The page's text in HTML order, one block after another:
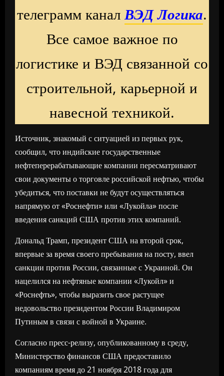
телеграмм каналВЭД Логика.
Все самое важное по
логистике и ВЭД связанной со
строительной, карьерной и
навесной техникой.
Источник, знакомый с ситуацией из первых рук,
сообщил, что индийские государственные
нефтеперерабатывающие компании пересматривают
свои документы о торговле российской нефтью, чтобы
убедиться, что поставки не будут осуществляться
напрямую от «Роснефти» или «Лукойла» после
введения санкций США против этих компаний.
Дональд Трамп, президент США на второй срок,
впервые за время своего пребывания на посту, ввел
санкции против России, связанные с Украиной. Он
нацелился на нефтяные компании «Лукойл» и
«Роснефть», чтобы выразить свое растущее
недовольство президентом России Владимиром
Путиным в связи с войной в Украине.
Согласно пресс-релизу, опубликованному в среду,
Министерство финансов США предоставило
компаниям время до 21 ноября 2018 года для